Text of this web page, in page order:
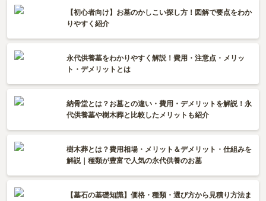
【初心者向け】お墓のかしこい探し方！図解で要点をわか
りやすく紹介
永代供養墓をわかりやすく解説！費用・注意点・メリッ
ト・デメリットとは
納骨堂とは？お墓との違い・費用・デメリットを解説！永
代供養墓や樹木葬と比較したメリットも紹介
樹木葬とは？費用相場・メリット＆デメリット・仕組みを
解説｜種類が豊富で人気の永代供養のお墓
【墓石の基礎知識】価格・種類・選び方から見積り方法ま